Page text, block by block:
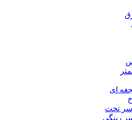
ای
سر تخت
رینگی